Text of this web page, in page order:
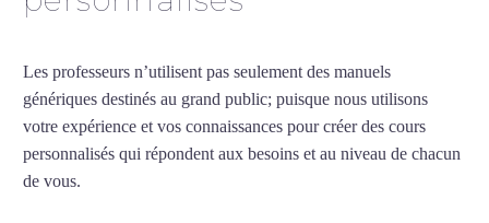
Les professeurs n’utilisent pas seulement des manuels
génériques destinés au grand public; puisque nous utilisons
votre expérience et vos connaissances pour créer des cours
personnalisés qui répondent aux besoins et au niveau de chacun
de vous.